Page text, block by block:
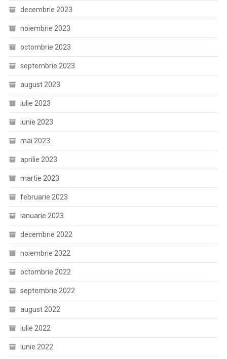
decembrie 2023
noiembrie 2023
octombrie 2023
septembrie 2023
august 2023
iulie 2023
iunie 2023
mai 2023
aprilie 2023
martie 2023
februarie 2023
ianuarie 2023
decembrie 2022
noiembrie 2022
octombrie 2022
septembrie 2022
august 2022
iulie 2022
iunie 2022